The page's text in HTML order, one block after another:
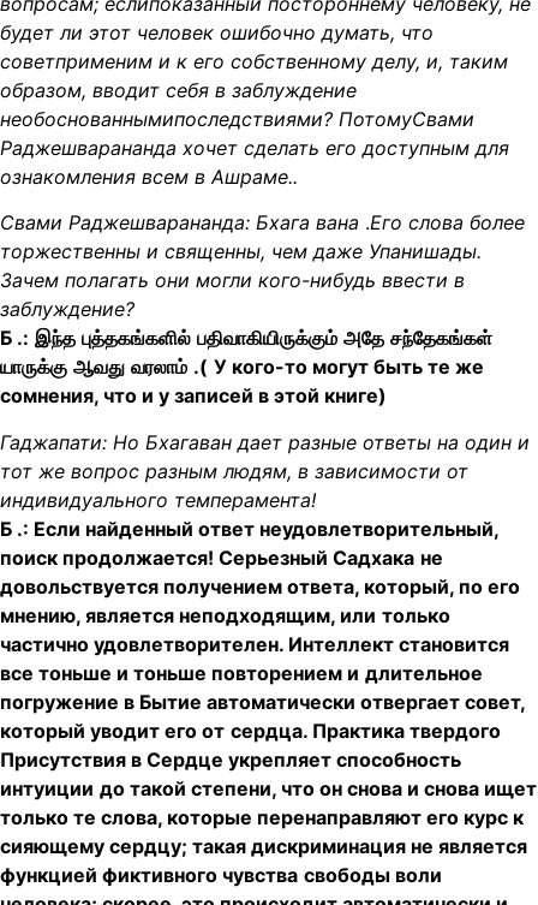
будет ли этот человек ошибочно думать, что
советприменим и к его собственному делу, и, таким
образом, вводит себя в заблуждение
необоснованнымипоследствиями? ПотомуСвами
Раджешварананда хочет сделать его доступным для
ознакомления всем в Ашраме..
Свами Раджешварананда: Бхага вана .Его слова более
торжественны и священны, чем даже Упанишады.
Зачем полагать они могли кого-нибудь ввести в
заблуждение?
Б .: இந்த புத்தகங்களில் பதிவாகியிருக்கும் அதே சந்தேகங்கள்
யாருக்கு ஆவது வரலாம் .( У кого-то могут быть те же
сомнения, что и у записей в этой книге)
Гаджапати: Но Бхагаван дает разные ответы на один и
тот же вопрос разным людям, в зависимости от
индивидуального темперамента!
Б .: Если найденный ответ неудовлетворительный,
поиск продолжается! Серьезный Садхака не
довольствуется получением ответа, который, по его
мнению, является неподходящим, или только
частично удовлетворителен. Интеллект становится
все тоньше и тоньше повторением и длительное
погружение в Бытие автоматически отвергает совет,
который уводит его от сердца. Практика твердого
Присутствия в Сердце укрепляет способность
интуиции до такой степени, что он снова и снова ищет
только те слова, которые перенаправляют его курс к
сияющему сердцу; такая дискриминация не является
функцией фиктивного чувства свободы воли